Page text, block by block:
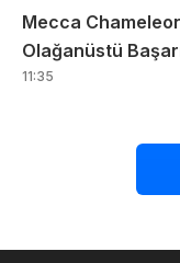
Mecca
Olağanüstü
11:35